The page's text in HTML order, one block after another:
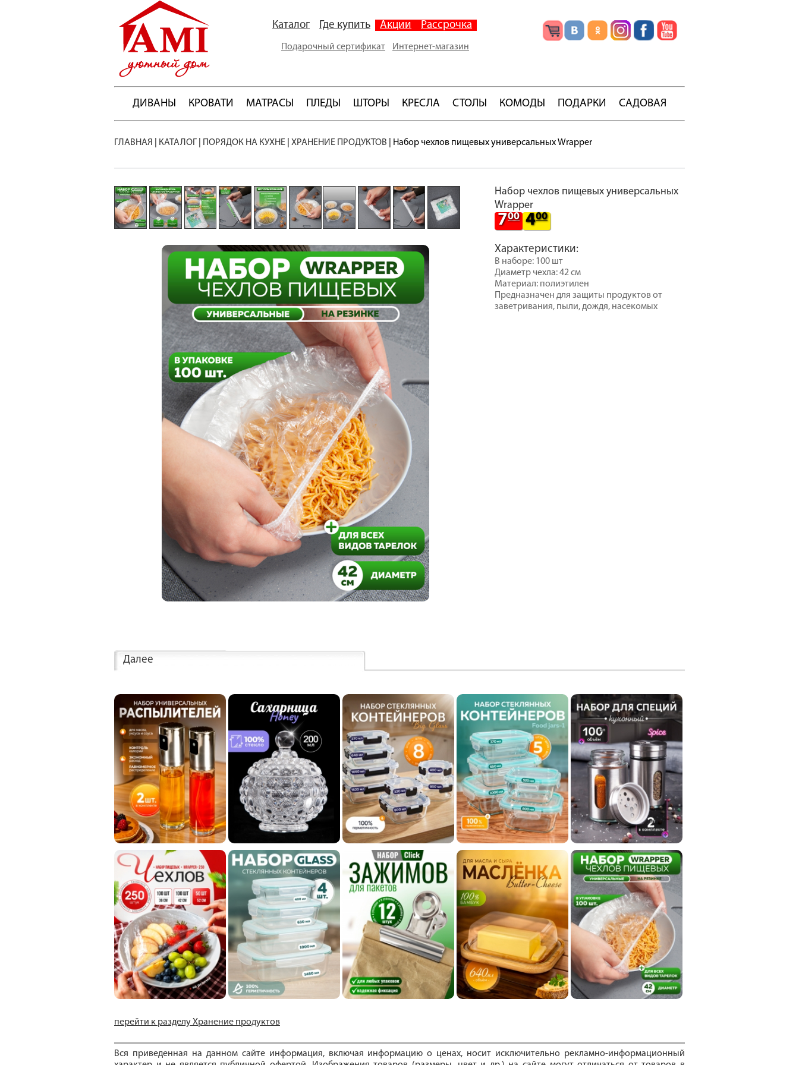
Каталог Где купить Акции Рассрочка
Подарочный сертификат Интернет-магазин
ДИВАНЫ КРОВАТИ МАТРАСЫ ПЛЕДЫ ШТОРЫ КРЕСЛА СТОЛЫ КОМОДЫ ПОДАРКИ САДОВАЯ
ГЛАВНАЯ КАТАЛОГ ПОРЯДОК НА КУХНЕ ХРАНЕНИЕ ПРОДУКТОВ Набор чехлов пищевых универсальных Wrapper
Набор чехлов пищевых универсальных
Wrapper
700 400
Характеристики:
В наборе: 100 шт
Диаметр чехла: 42 см
Материал: полиэтилен
Предназначен для защиты продуктов от
заветривания, пыли, дождя, насекомых
Далее
перейти к разделу Хранение продуктов
Вся приведенная на данном сайте информация, включая информацию о ценах, носит исключительно рекламно-информационный